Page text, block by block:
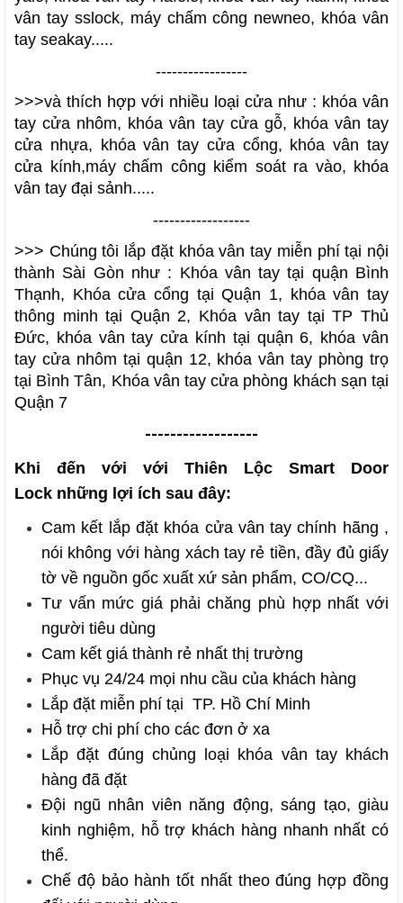
vân tay sslock, máy chấm công newneo, khóa vân
tay seakay.....
-----------------
>>>và thích hợp với nhiều loại cửa như : khóa vân
tay cửa nhôm, khóa vân tay cửa gỗ, khóa vân tay
cửa nhựa, khóa vân tay cửa cổng, khóa vân tay
cửa kính,máy chấm công kiểm soát ra vào, khóa
vân tay đại sảnh.....
------------------
>>> Chúng tôi lắp đặt khóa vân tay miễn phí tại nội
thành Sài Gòn như : Khóa vân tay tại quận Bình
Thạnh, Khóa cửa cổng tại Quận 1, khóa vân tay
thông minh tại Quận 2, Khóa vân tay tại TP Thủ
Đức, khóa vân tay cửa kính tại quận 6, khóa vân
tay cửa nhôm tại quận 12, khóa vân tay phòng trọ
tại Bình Tân, Khóa vân tay cửa phòng khách sạn tại
Quận 7
------------------
Khi đến với với Thiên Lộc Smart Door
Lock những lợi ích sau đây:
Cam kết lắp đặt khóa cửa vân tay chính hãng ,
nói không với hàng xách tay rẻ tiền, đầy đủ giấy
tờ về nguồn gốc xuất xứ sản phẩm, CO/CQ...
Tư vấn mức giá phải chăng phù hợp nhất với
người tiêu dùng
Cam kết giá thành rẻ nhất thị trường
Phục vụ 24/24 mọi nhu cầu của khách hàng
Lắp đặt miễn phí tại TP. Hồ Chí Minh
Hỗ trợ chi phí cho các đơn ở xa
Lắp đặt đúng chủng loại khóa vân taykhách
hàng đã đặt
Đội ngũ nhân viên năng động, sáng tạo, giàu
kinh nghiệm, hỗ trợ khách hàng nhanh nhất có
thể.
Chế độ bảo hành tốt nhất theo đúng hợp đồng